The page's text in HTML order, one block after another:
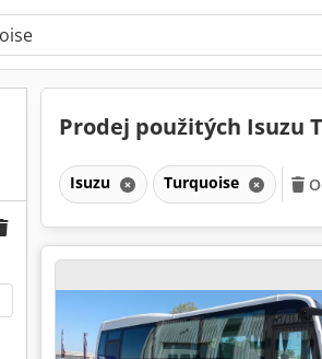
Prodej použitých Isuzu
Isuzu Turquoise